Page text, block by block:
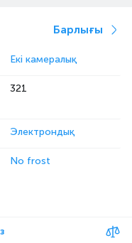
Барлығы
Екі камералық
321
Электрондық
No frost